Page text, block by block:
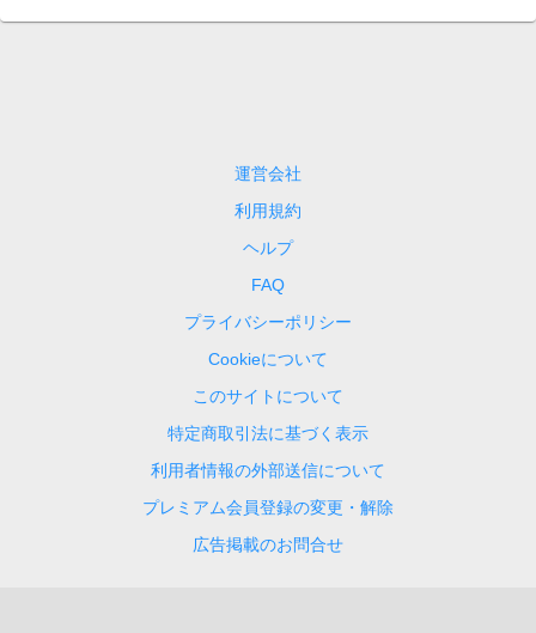
運営会社
利用規約
ヘルプ
FAQ
プライバシーポリシー
Cookieについて
このサイトについて
特定商取引法に基づく表示
利用者情報の外部送信について
プレミアム会員登録の変更・解除
広告掲載のお問合せ